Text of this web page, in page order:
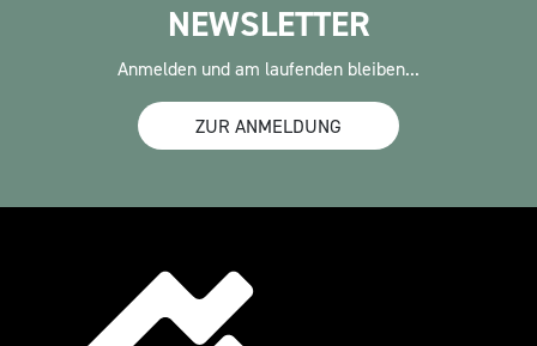
NEWSLETTER
Anmelden und am laufenden bleiben...
ZUR ANMELDUNG